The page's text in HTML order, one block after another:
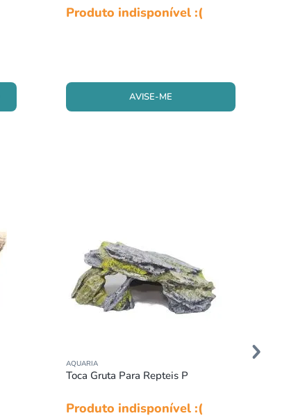
Produto indisponível :(
AVISE-ME
AQUARIA
Toca Gruta Para Repteis P
Produto indisponível :(